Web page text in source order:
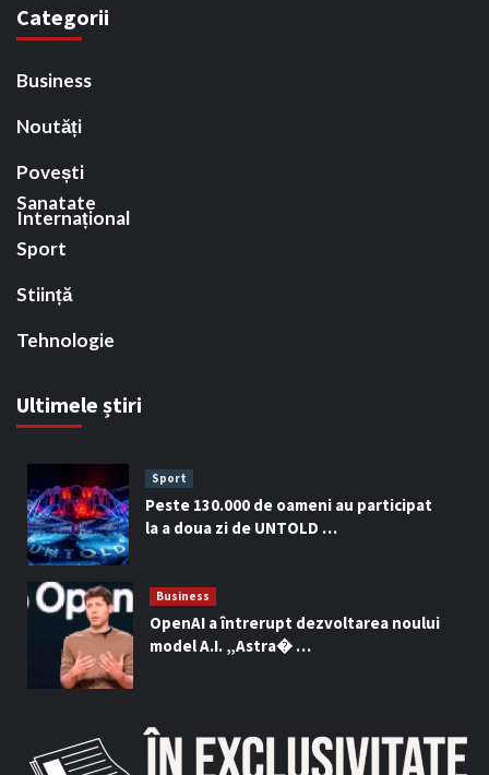
Categorii
Business
Noutăți
Povești
Internațional
Sanatate
Sport
Stiință
Tehnologie
Ultimele știri
Sport
Peste 130.000 de oameni au participat
la a doua zi de UNTOLD …
Business
OpenAI a întrerupt dezvoltarea noului
model A.I. „Astra� …